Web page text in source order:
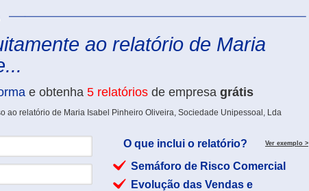
ao relatório de Maria
e obtenha 5 relatórios de empresa grátis
ao relatório de Maria Isabel Pinheiro Oliveira, Sociedade Unipessoal, Lda
O que inclui o relatório? Ver exemplo >
Semáforo de Risco Comercial
Evolução das Vendas e